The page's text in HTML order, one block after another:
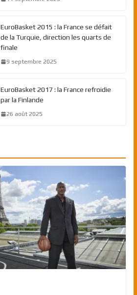
EuroBasket 2015 : la France se défait
de la Turquie, direction les quarts de
finale
9 septembre 2025
EuroBasket 2017 : la France refroidie
par la Finlande
26 août 2025